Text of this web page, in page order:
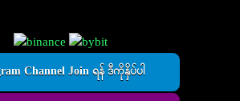
Channel Join ရန် ဒီကိုနှိပ်ပါ